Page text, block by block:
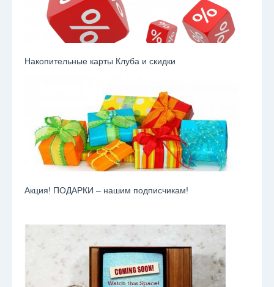
Накопительные карты Клуба и скидки
Акция! ПОДАРКИ – нашим подписчикам!